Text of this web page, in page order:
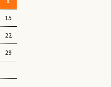
15
22
29